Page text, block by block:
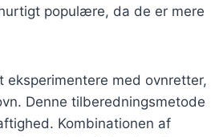
populære, da de er mere
med ovnretter,
Denne tilberedningsmetode
Kombinationen af